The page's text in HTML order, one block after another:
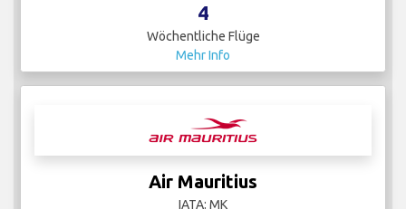
4
Wöchentliche Flüge
Mehr Info
Air Mauritius
IATA: MK